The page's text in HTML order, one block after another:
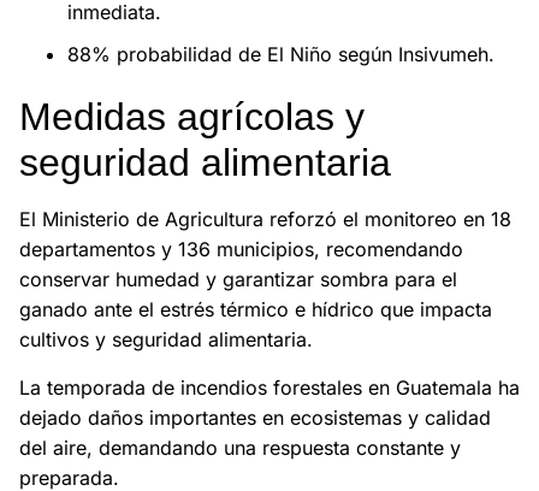
inmediata.
88% probabilidad de El Niño según Insivumeh.
Medidas agrícolas y
seguridad alimentaria
El Ministerio de Agricultura reforzó el monitoreo en 18
departamentos y 136 municipios, recomendando
conservar humedad y garantizar sombra para el
ganado ante el estrés térmico e hídrico que impacta
cultivos y seguridad alimentaria.
La temporada de incendios forestales en Guatemala ha
dejado daños importantes en ecosistemas y calidad
del aire, demandando una respuesta constante y
preparada.